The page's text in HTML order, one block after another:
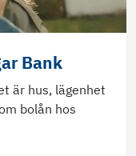
Bank
är hus, lägenhet
bolån hos